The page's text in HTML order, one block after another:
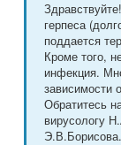
герпеса
поддается
Кроме того,
инфекция.
зависимости
Обратитесь
вирусологу
Э.В.Борисова.